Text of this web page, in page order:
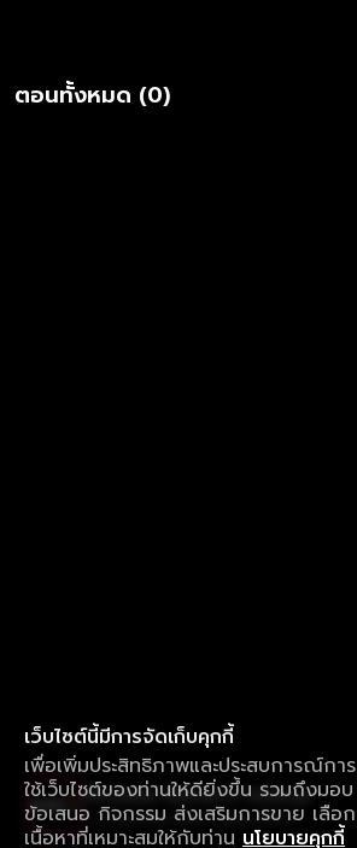
ตอนทั้งหมด (0)
เว็บไซต์นี้มีการจัดเก็บคุกกี้
เพื่อเพิ่มประสิทธิภาพและประสบการณ์การ
ใช้เว็บไซต์ของท่านให้ดียิ่งขึ้น รวมถึงมอบ
ข้อเสนอ กิจกรรม ส่งเสริมการขาย เลือก
เนื้อหาที่เหมาะสมให้กับท่าน นโยบายคุกกี้
ใช้งานแอป ลื่นไหลกว่า ไม่มีสะดุด
ดาวน์โหลดแอปเพื่อการรับชมที่ดีกว่า